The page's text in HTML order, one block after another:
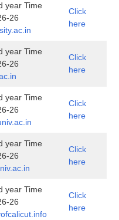
year Time
26
Click
here
year Time
26
Click
here
year Time
26
Click
here
year Time
26
Click
here
year Time
26
Click
here